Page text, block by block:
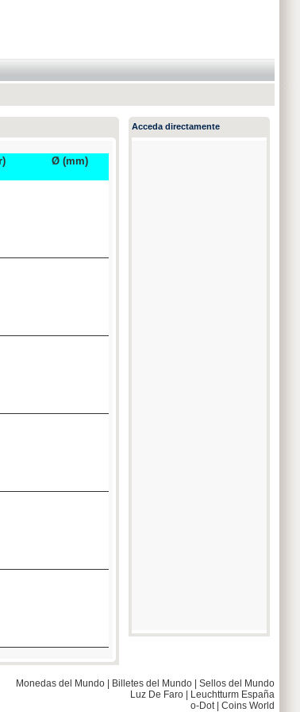
Ø (mm)
Acceda directamente
Monedas del Mundo Billetes del Mundo
Sellos del Mundo
Luz De Faro
Leuchtturm España
o-Dot| Coins World